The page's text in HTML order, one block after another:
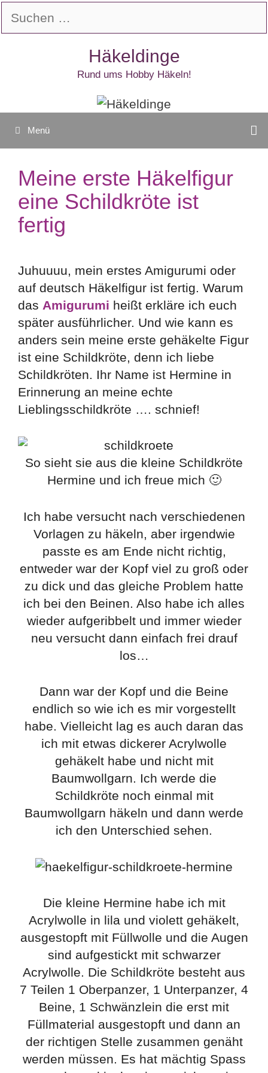
Inhalt
Suchen
Häkeldinge
Rund ums Hobby Häkeln!
Menü
Meine erste Häkelfigur
eine Schildkröte ist
fertig
Juhuuuu, mein erstes Amigurumi oder
auf deutsch Häkelfigur ist fertig. Warum
das Amigurumi heißt erkläre ich euch
später ausführlicher. Und wie kann es
anders sein meine erste gehäkelte Figur
ist eine Schildkröte, denn ich liebe
Schildkröten. Ihr Name ist Hermine in
Erinnerung an meine echte
Lieblingsschildkröte …. schnief!
So sieht sie aus die kleine Schildkröte
Hermine und ich freue mich 🙂
Ich habe versucht nach verschiedenen
Vorlagen zu häkeln, aber irgendwie
passte es am Ende nicht richtig,
entweder war der Kopf viel zu groß oder
zu dick und das gleiche Problem hatte
ich bei den Beinen. Also habe ich alles
wieder aufgeribbelt und immer wieder
neu versucht dann einfach frei drauf
los…
Dann war der Kopf und die Beine
endlich so wie ich es mir vorgestellt
habe. Vielleicht lag es auch daran das
ich mit etwas dickerer Acrylwolle
gehäkelt habe und nicht mit
Baumwollgarn. Ich werde die
Schildkröte noch einmal mit
Baumwollgarn häkeln und dann werde
ich den Unterschied sehen.
Die kleine Hermine habe ich mit
Acrylwolle in lila und violett gehäkelt,
ausgestopft mit Füllwolle und die Augen
sind aufgestickt mit schwarzer
Acrylwolle. Die Schildkröte besteht aus
7 Teilen 1 Oberpanzer, 1 Unterpanzer, 4
Beine, 1 Schwänzlein die erst mit
Füllmaterial ausgestopft und dann an
der richtigen Stelle zusammen genäht
werden müssen. Es hat mächtig Spass